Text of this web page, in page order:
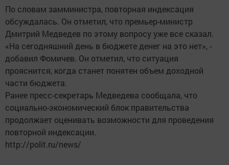
По словам замминистра, повторная индексация
обсуждалась. Он отметил, что премьер-министр
Дмитрий Медведев по этому вопросу уже все сказал.
«На сегодняшний день в бюджете денег на это нет», -
добавил Фомичев. Он отметил, что ситуация
прояснится, когда станет понятен объем доходной
части бюджета.
Ранее пресс-секретарь Медведева сообщала, что
социально-экономический блок правительства
продолжает оценивать возможности для проведения
повторной индексации.
http://polit.ru/news/